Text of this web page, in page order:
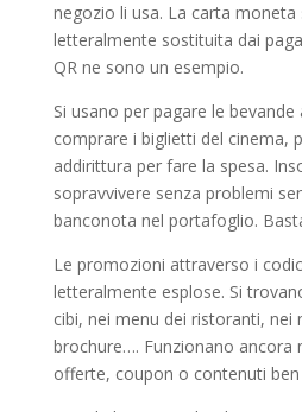
negozio li usa. La carta moneta
letteralmente sostituita dai
QR ne sono un esempio.
Si usano per pagare le
comprare i biglietti del cinema,
addirittura per fare la spesa.
sopravvivere senza problemi
banconota nel portafoglio.
Le promozioni attraverso i
letteralmente esplose. Si
cibi, nei menu dei ristoranti, nei
brochure…. Funzionano ancora
offerte, coupon o contenuti